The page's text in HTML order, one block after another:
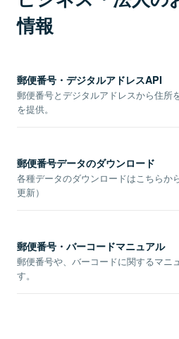
情報
郵便番号・デジタルアドレスAPI
郵便番号とデジタルアドレスから住所
を提供。
郵便番号データのダウンロード
各種データのダウンロードはこちらか
更新）
郵便番号・バーコードマニュアル
郵便番号や、バーコードに関するマニ
す。